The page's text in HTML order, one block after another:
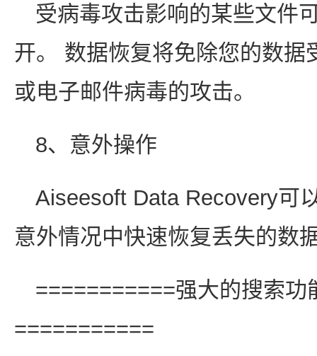
受病毒攻击影响的某些文件
开。 数据恢复将免除您的数据
或电子邮件病毒的攻击。
8、意外操作
Aiseesoft Data Recovery可
意外情况中快速恢复丢失的数
===========强大的搜索
===========